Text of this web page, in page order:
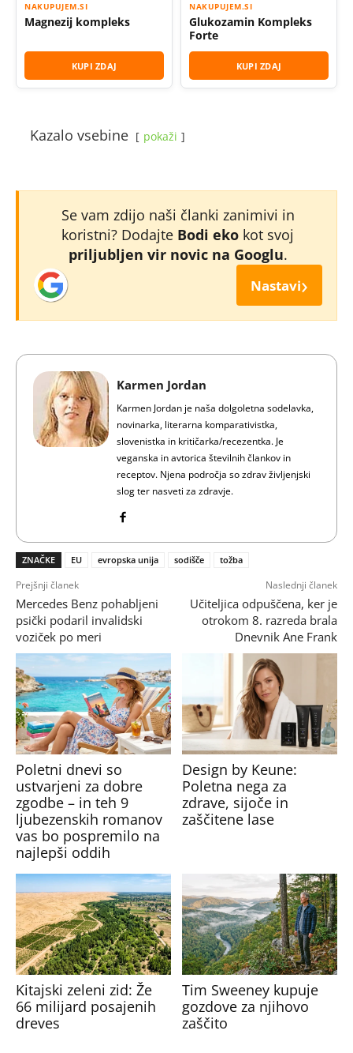
NAKUPUJEM.SI
Magnezij kompleks
KUPI ZDAJ
NAKUPUJEM.SI
Glukozamin Kompleks
Forte
KUPI ZDAJ
Kazalo vsebine pokaži
Se vam zdijo naši članki zanimivi in
koristni? Dodajte Bodi eko kot svoj
priljubljen vir novic na Googlu.
Nastavi›
Karmen Jordan
Karmen Jordan je naša dolgoletna sodelavka,
novinarka, literarna komparativistka,
slovenistka in kritičarka/recezentka. Je
veganska in avtorica številnih člankov in
receptov. Njena področja so zdrav življenjski
slog ter nasveti za zdravje.
ZNAČKE EU evropska unija sodišče tožba
Prejšnji članek
Mercedes Benz pohabljeni
psički podaril invalidski
voziček po meri
Naslednji članek
Učiteljica odpuščena, ker je
otrokom 8. razreda brala
Dnevnik Ane Frank
Poletni dnevi so
ustvarjeni za dobre
zgodbe – in teh 9
ljubezenskih romanov
vas bo pospremilo na
najlepši oddih
Design by Keune:
Poletna nega za
zdrave, sijoče in
zaščitene lase
Kitajski zeleni zid: Že
66 milijard posajenih
dreves
Tim Sweeney kupuje
gozdove za njihovo
zaščito